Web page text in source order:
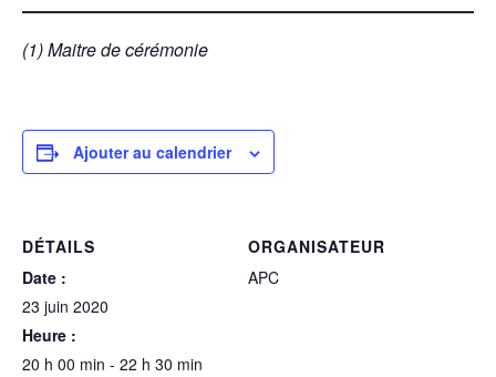
(1) Maitre de cérémonie
Ajouter au calendrier
DÉTAILS
Date :
23 juin 2020
Heure :
20 h 00 min - 22 h 30 min
ORGANISATEUR
APC